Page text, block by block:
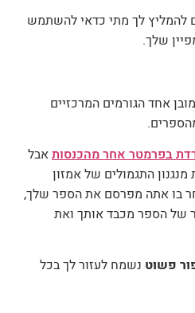
להמליץ לך מתי כדאי להשתמש
שלך.
אחד הגורמים המרכזיים
בפרמטר אחר מהכנסותאבל
התגמולים של אמזון
בו אתה מפרסם את הספר שלך,
של הספר מכבד אותך ואת
פשוטנשמח לעזור לך בכל